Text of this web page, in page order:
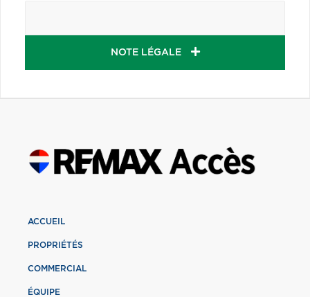
NOTE LÉGALE
ACCUEIL
PROPRIÉTÉS
COMMERCIAL
ÉQUIPE